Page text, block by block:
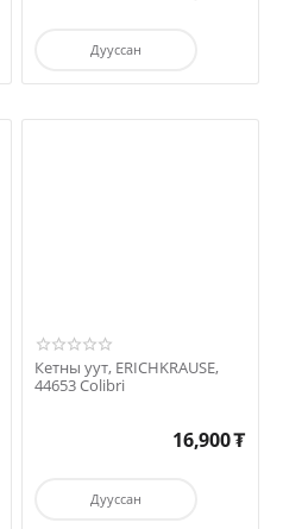
Дууссан
Кетны уут, ERICHKRAUSE,
44653 Colibri
16,900₮
Дууссан